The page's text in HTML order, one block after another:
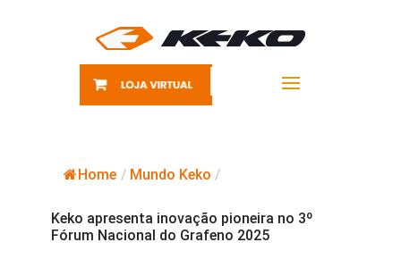
Home / Mundo Keko /
Keko apresenta inovação pioneira no 3º
Fórum Nacional do Grafeno 2025